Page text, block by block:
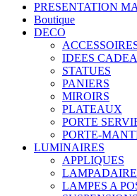
PRESENTATION
Boutique
DECO
IDEES
STATUES
PANIERS
MIROIRS
PLATEAUX
PORTE
PORTE-
LUMINAIRES
APPLIQUES
LAMPES A